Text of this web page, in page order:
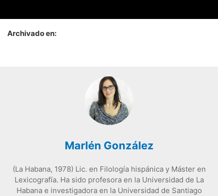
Archivado en:
Marlén González
(La Habana, 1978) Lic. en Filología hispánica y Máster en
Lexicografía. Ha sido profesora en la Universidad de La
Habana e investigadora en la Universidad de Santiago